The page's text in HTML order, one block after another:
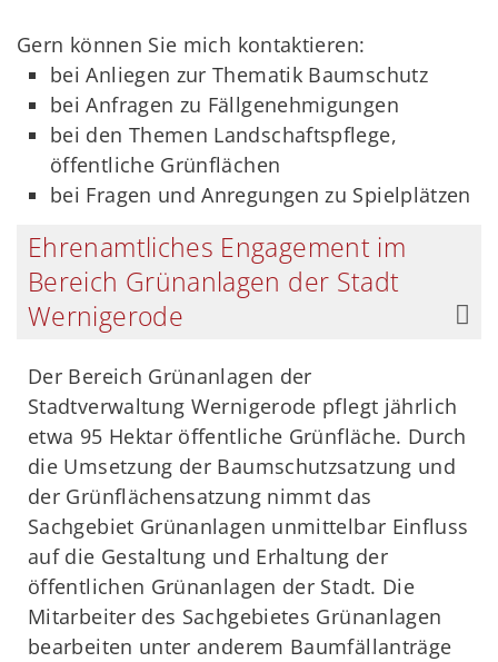
Gern können Sie mich kontaktieren:
bei Anliegen zur Thematik Baumschutz
bei Anfragen zu Fällgenehmigungen
bei den Themen Landschaftspflege,
öffentliche Grünflächen
bei Fragen und Anregungen zu Spielplätzen
Ehrenamtliches Engagement im
Bereich Grünanlagen der Stadt
Wernigerode
Der Bereich Grünanlagen der
Stadtverwaltung Wernigerode pflegt jährlich
etwa 95 Hektar öffentliche Grünfläche. Durch
die Umsetzung der Baumschutzsatzung und
der Grünflächensatzung nimmt das
Sachgebiet Grünanlagen unmittelbar Einfluss
auf die Gestaltung und Erhaltung der
öffentlichen Grünanlagen der Stadt. Die
Mitarbeiter des Sachgebietes Grünanlagen
bearbeiten unter anderem Baumfällanträge